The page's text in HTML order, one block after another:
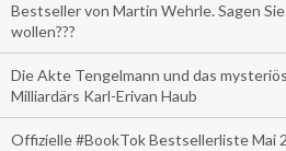
Bestseller von Martin Wehrle. Sagen
wollen???
Die Akte Tengelmann und das
Milliardärs Karl-Erivan Haub
Offizielle #BookTok Bestsellerliste Mai